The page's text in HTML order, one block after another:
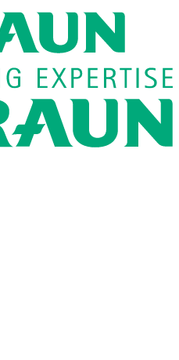
ログラム
ビスセンター
、再生処理工程の業務改善
ニアについて
エースクラップ株式会社の
エースクラップ株式会社の
ュー